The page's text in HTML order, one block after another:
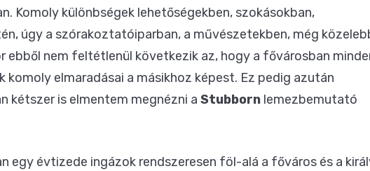
Komoly különbségek lehetőségekben, szokásokban,
úgy a szórakoztatóiparban, a művészetekben, még
ebből nem feltétlenül következik az, hogy a fővárosban
elmaradásai a másikhoz képest. Ez pedig azután
kétszer is elmentem megnézni a Stubborn lemezbemutató
egy évtizede ingázok rendszeresen föl-alá a főváros és a